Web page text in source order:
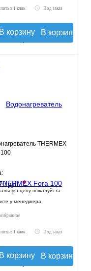
в 1 клик Под заказ
В корзину
THERMEX
руб.*
цену пожалуйста
у менеджера
в 1 клик Под заказ
В корзину